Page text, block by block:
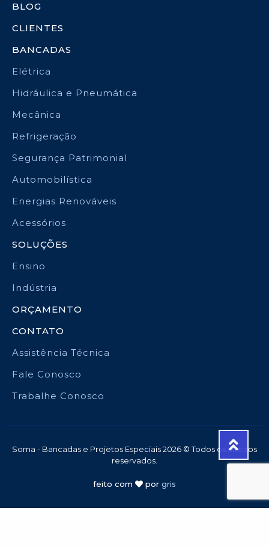
BLOG
CLIENTES
BANCADAS
Elétrica
Hidráulica e Pneumática
Mecânica
Refrigeração
Segurança Patrimonial
Automobilística
Energias Renováveis
Acessórios
SOLUÇÕES
Ensino
Indústria
ORÇAMENTO
CONTATO
Assistência Técnica
Fale Conosco
Trabalhe Conosco
Soma - Bancadas e Projetos Especiais 2026 © Todos os direitos
reservados.
feito com por gris